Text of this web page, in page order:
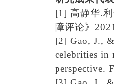
[1] 高静华.
障评论》
[2] Gao, J.,
celebrities in
perspective.